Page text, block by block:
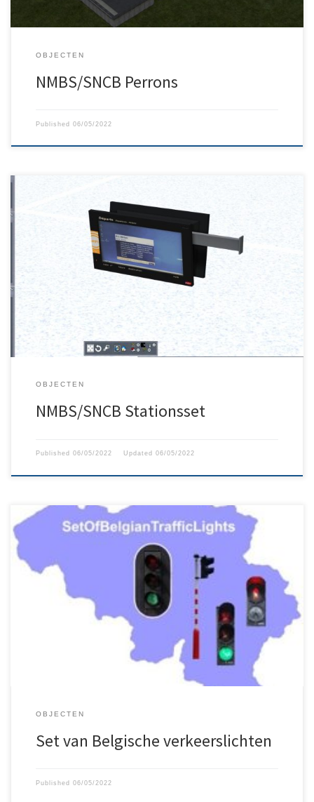
OBJECTEN
NMBS/SNCB Perrons
Published 06/05/2022
Diverse stationsobjecten voor Belgische stations. Zie de
handleiding voor meer informatie.
OBJECTEN
NMBS/SNCB Stationsset
Published 06/05/2022 Updated 06/05/2022
Set Belgische verlichte verkeersborden. Bestaat uit een paar
lichtseinen, op een mast en opgehangen aan een mast.
Gesimuleerde operatie niet realistisch in termen van tijdsinterval.
Heeft geen invloed op virtueel verkeer.
OBJECTEN
Set van Belgische verkeerslichten
Published 06/05/2022